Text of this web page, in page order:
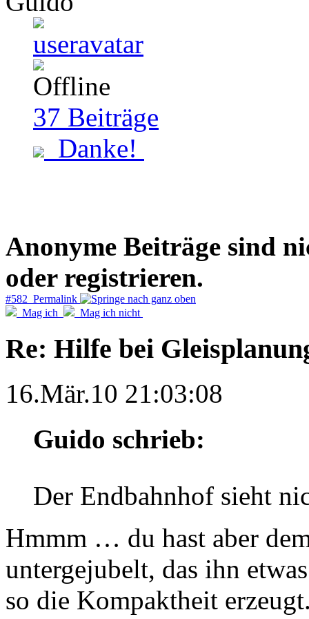
37 Beiträge
Danke!
Anonyme Beiträge sind
oder registrieren.
#582 Permalink
Mag ich
Mag ich nicht
Re: Hilfe bei
16.Mär.10 21:03:08
Guido schrieb:
Der Endbahnhof sieht
Hmmm … du hast aber
untergejubelt, das ihn
so die Kompaktheit